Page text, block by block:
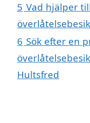
5 Vad hjälper
6 Sök efter en
Hultsfred